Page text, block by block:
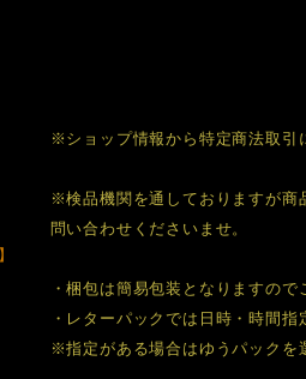
※ショップ情報から特定商法取引
※検品機関を通しておりますが商
問い合わせくださいませ。
・梱包は簡易包装となりますので
・レターパックでは日時・時間指
※指定がある場合はゆうパックを